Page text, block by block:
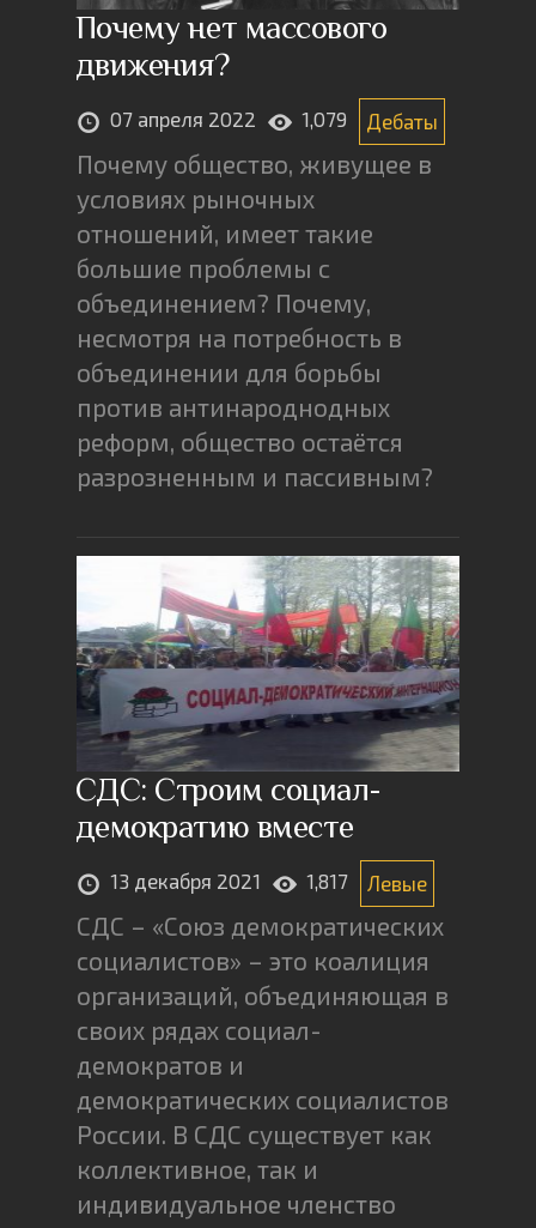
Почему нет массового
движения?
07 апреля 2022 1,079 Дебаты
Почему общество, живущее в
условиях рыночных
отношений, имеет такие
большие проблемы с
объединением? Почему,
несмотря на потребность в
объединении для борьбы
против антинароднодных
реформ, общество остаётся
разрозненным и пассивным?
СДС: Строим социал-
демократию вместе
13 декабря 2021 1,817 Левые
СДС – «Союз демократических
социалистов» – это коалиция
организаций, объединяющая в
своих рядах социал-
демократов и
демократических социалистов
России. В СДС существует как
коллективное, так и
индивидуальное членство